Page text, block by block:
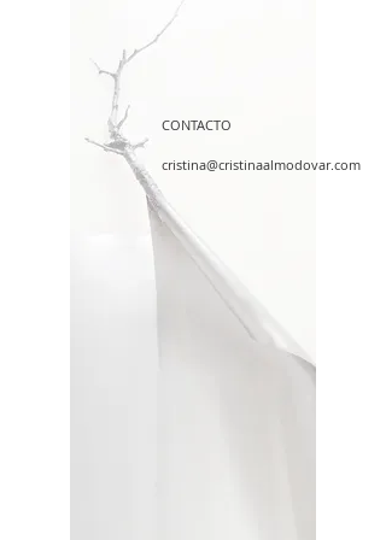
CONTACTO
cristina@cristinaalmodovar.com